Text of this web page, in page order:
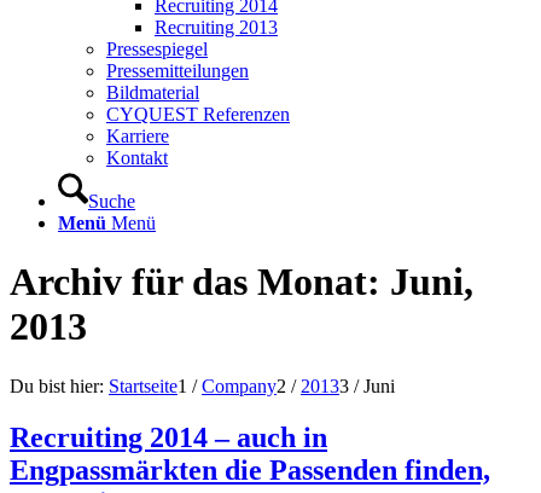
Recruiting 2014
Recruiting 2013
Pressespiegel
Pressemitteilungen
Bildmaterial
CYQUEST Referenzen
Karriere
Kontakt
Suche
Menü Menü
Archiv für das Monat: Juni,
2013
Du bist hier: Startseite1 / Company2 / 20133 / Juni
Recruiting 2014 – auch in
Engpassmärkten die Passenden finden,